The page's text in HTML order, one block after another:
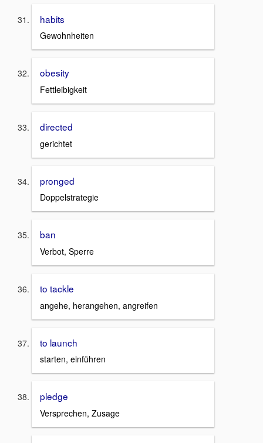
habits
Gewohnheiten
obesity
Fettleibigkeit
directed
gerichtet
pronged
Doppelstrategie
ban
Verbot, Sperre
to tackle
angehe, herangehen, angreifen
to launch
starten, einführen
pledge
Versprechen, Zusage